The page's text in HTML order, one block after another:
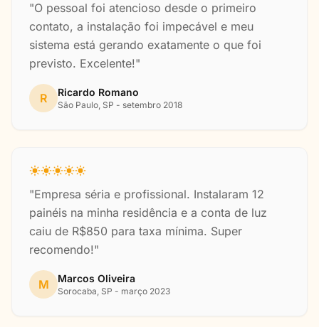
"O pessoal foi atencioso desde o primeiro
contato, a instalação foi impecável e meu
sistema está gerando exatamente o que foi
previsto. Excelente!"
R Ricardo Romano
São Paulo, SP - setembro 2018
"Empresa séria e profissional. Instalaram 12
painéis na minha residência e a conta de luz
caiu de R$850 para taxa mínima. Super
recomendo!"
M Marcos Oliveira
Sorocaba, SP - março 2023